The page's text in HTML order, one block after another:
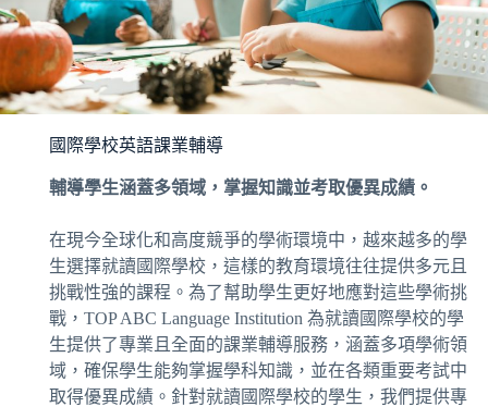
國際學校英語課業輔導
輔導學生涵蓋多領域，掌握知識並考取優異成績。
在現今全球化和高度競爭的學術環境中，越來越多的學
生選擇就讀國際學校，這樣的教育環境往往提供多元且
挑戰性強的課程。為了幫助學生更好地應對這些學術挑
戰，TOP ABC Language Institution 為就讀國際學校的學
生提供了專業且全面的課業輔導服務，涵蓋多項學術領
域，確保學生能夠掌握學科知識，並在各類重要考試中
取得優異成績。針對就讀國際學校的學生，我們提供專